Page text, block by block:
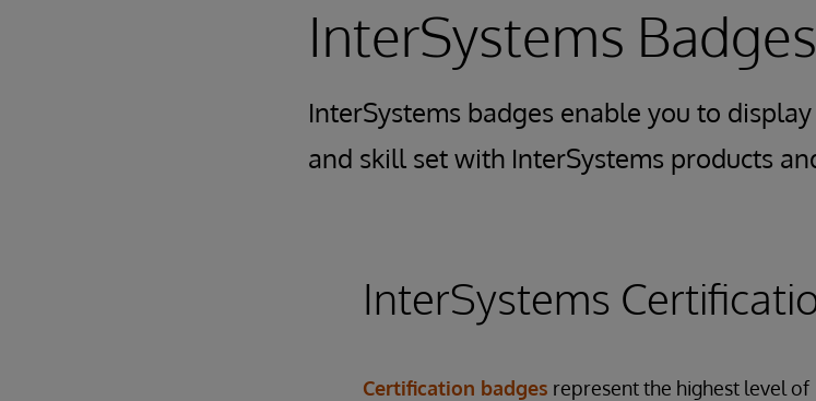
InterSystems Badges
InterSystems badges enable you to
and skill set with InterSystems products
InterSystems
Certification badges represent the highest level of